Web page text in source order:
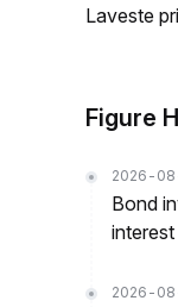
Laveste
Figure
2026-
Bond
2026-